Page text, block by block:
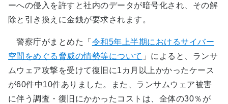
ーへの侵入を許すと社内のデータが暗号化され、その解
除と引き換えに金銭が要求されます。
警察庁がまとめた「 令和5年上半期におけるサイバー
空間をめぐる脅威の情勢等について 」によると、ランサ
ムウェア攻撃を受けて復旧に1カ月以上かかったケース
が60件中10件ありました。また、ランサムウェア被害
に伴う調査・復旧にかかったコストは、全体の30％が